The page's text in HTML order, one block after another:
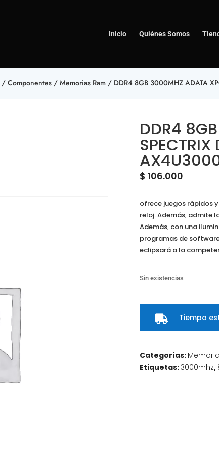
Inicio Quiénes Somos
/ Componentes / Memorias Ram / DDR4 8GB 3000MHZ ADATA
DDR4
$ 106.000
ofrece juegos rápidos
reloj. Además, admite
Además, con una
programas de
eclipsará a la
Sin existencias
 Tiempo
Categorías:
Etiquetas:3000mhz,